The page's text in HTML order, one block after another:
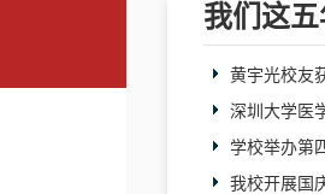
我们这五
黄宇光校友
深圳大学医
学校举办第
我校开展国